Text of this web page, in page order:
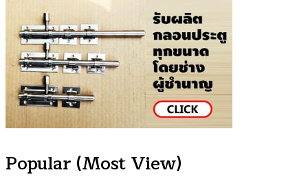
Popular (Most View)